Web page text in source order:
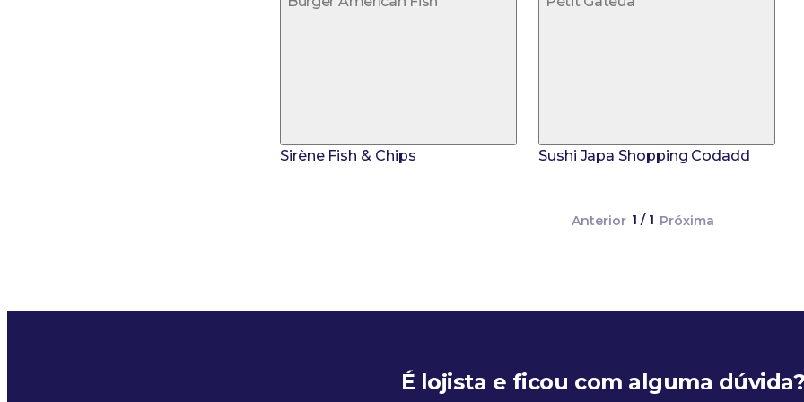
Sirène Fish & Chips Sushi Japa Shopping Codadd
Anterior 1 / 1 Próxima
É lojista e ficou com alguma